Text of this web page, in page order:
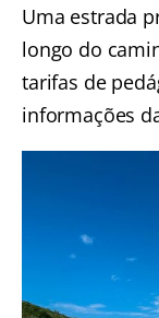
Uma estrada
longo do
tarifas de
informações